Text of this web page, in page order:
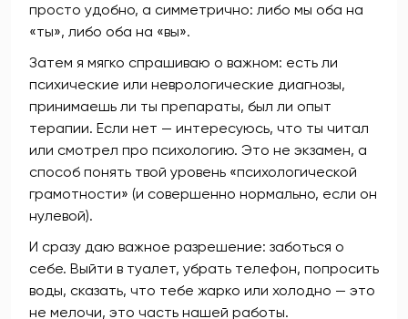
просто удобно, а симметрично: либо мы оба на
«ты», либо оба на «вы».
Затем я мягко спрашиваю о важном: есть ли
психические или неврологические диагнозы,
принимаешь ли ты препараты, был ли опыт
терапии. Если нет — интересуюсь, что ты читал
или смотрел про психологию. Это не экзамен, а
способ понять твой уровень «психологической
грамотности» (и совершенно нормально, если он
нулевой).
И сразу даю важное разрешение: заботься о
себе. Выйти в туалет, убрать телефон, попросить
воды, сказать, что тебе жарко или холодно — это
не мелочи, это часть нашей работы.